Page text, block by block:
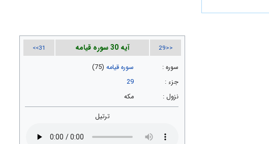
<<29 آیه 30 سوره قیامه 31>>
سوره : سوره قیامه(75)
جزء :
29
نزول :
مکه
ترتیل